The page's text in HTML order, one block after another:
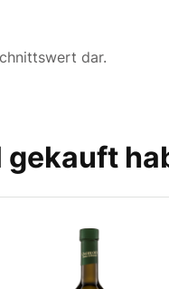
dar.